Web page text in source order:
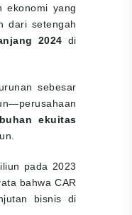
ekonomi yang
dari setengah
2024 di
sebesar
ekuitas
pada 2023
bahwa CAR
bisnis di